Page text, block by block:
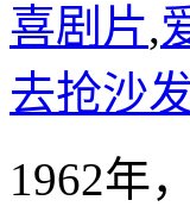
喜剧片,
去抢沙
1962年